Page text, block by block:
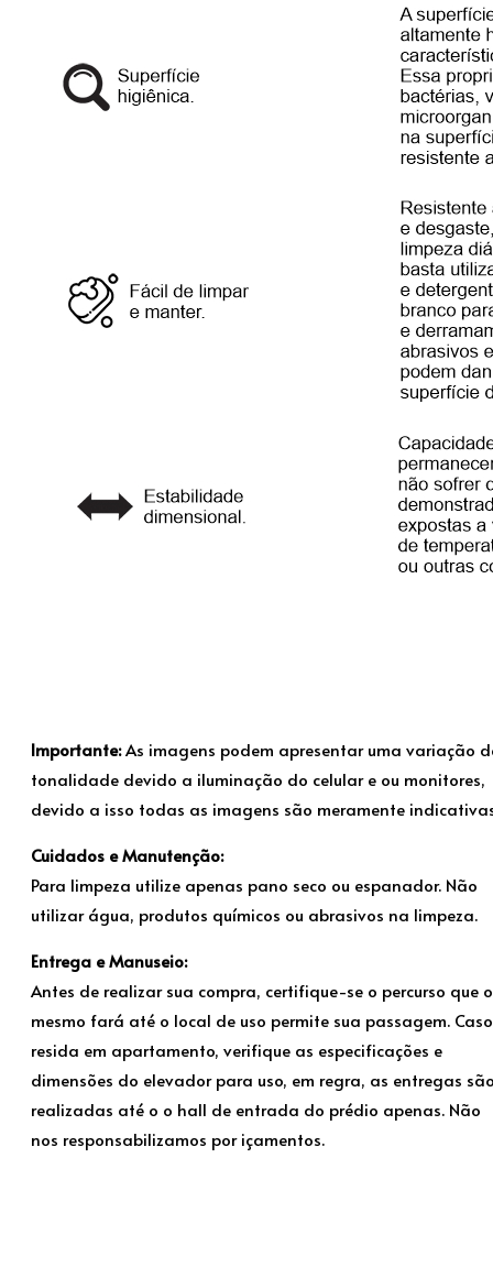
Importante:As imagens podem apresentar uma variação
tonalidade devido a iluminação do celular e ou monitores,
devido a isso todas as imagens são meramente
Cuidados e Manutenção:
Para limpeza utilize apenas pano seco ou espanador. Não
utilizar água, produtos químicos ou abrasivos na limpeza.
Entrega e Manuseio:
Antes de realizar sua compra, certifique-se o percurso que o
mesmo fará até o local de uso permite sua passagem. Caso
resida em apartamento, verifique as especificações e
dimensões do elevador para uso, em regra, as entregas
realizadas até o o hall de entrada do prédio apenas. Não
nos responsabilizamos por içamentos.